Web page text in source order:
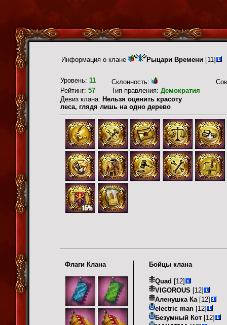
Информация о клане Рыцари Времени [11]
Уровень: 11 Склонность:
Рейтинг: 57 Тип правления: Демократия
Девиз клана: Нельзя оценить красоту
леса, глядя лишь на одно дерево
Флаги Клана Бойцы клана
Quad [12]
VIGOROUS [12]
Аленушка Ка [12]
electric man [12]
Безумный Кот [12]